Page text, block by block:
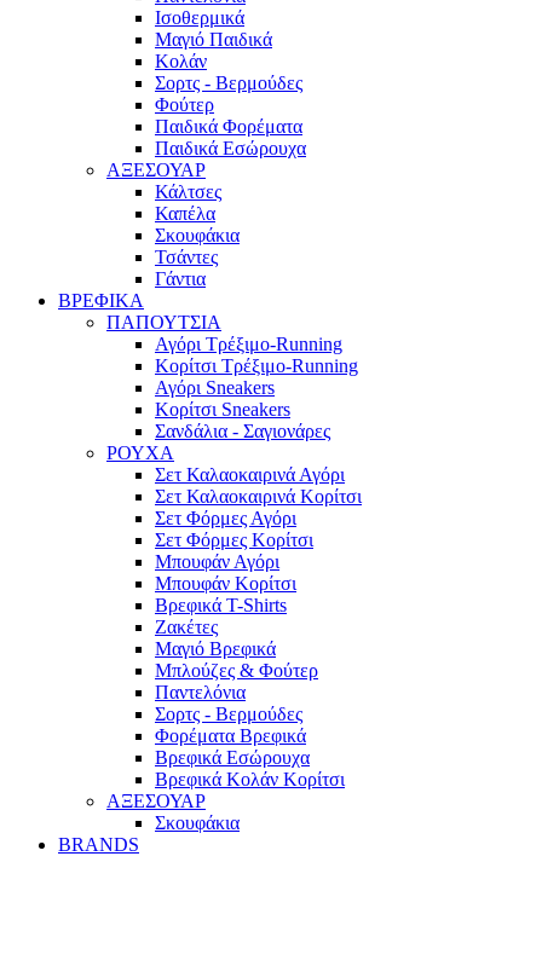
Ισοθερμικά
Μαγιό Παιδικά
Κολάν
Σορτς - Βερμούδες
Φούτερ
Παιδικά Φορέματα
Παιδικά Εσώρουχα
ΑΞΕΣΟΥΑΡ
Κάλτσες
Καπέλα
Σκουφάκια
Τσάντες
Γάντια
ΒΡΕΦΙΚΑ
ΠΑΠΟΥΤΣΙΑ
Αγόρι Τρέξιμο-Running
Κορίτσι Τρέξιμο-Running
Αγόρι Sneakers
Κορίτσι Sneakers
Σανδάλια - Σαγιονάρες
ΡΟΥΧΑ
Σετ Καλαοκαιρινά Αγόρι
Σετ Καλαοκαιρινά Κορίτσι
Σετ Φόρμες Αγόρι
Σετ Φόρμες Κορίτσι
Mπουφάν Αγόρι
Mπουφάν Κορίτσι
Βρεφικά T-Shirts
Ζακέτες
Μαγιό Βρεφικά
Mπλούζες & Φούτερ
Παντελόνια
Σορτς - Βερμούδες
Φορέματα Βρεφικά
Βρεφικά Εσώρουχα
Βρεφικά Κολάν Κορίτσι
ΑΞΕΣΟΥΑΡ
Σκουφάκια
BRANDS